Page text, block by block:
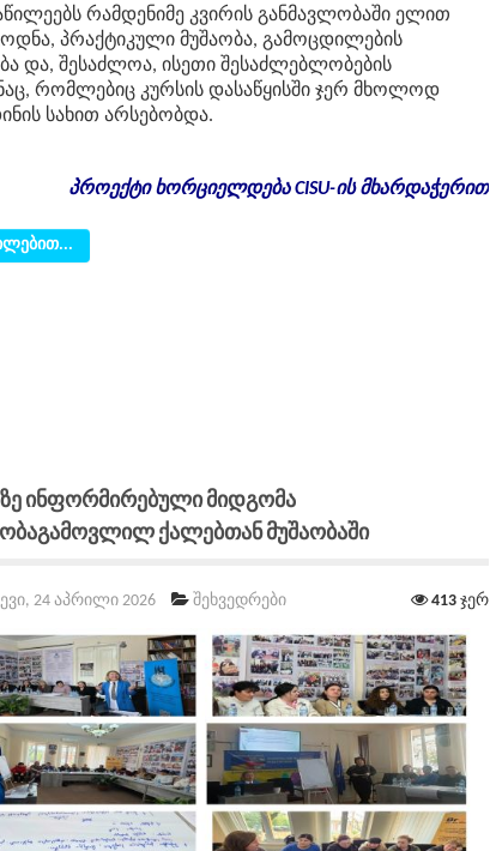
რამდენიმე კვირის განმავლობაში ელით
, პრაქტიკული მუშაობა, გამოცდილების
და, შესაძლოა, ისეთი შესაძლებლობების
, რომლებიც კურსის დასაწყისში ჯერ მხოლოდ
სახით არსებობდა.
პროექტი ხორციელდება CISU-ის მხარდაჭერით
Ინფორმირებული Მიდგომა
Ქალებთან Მუშაობაში
24 აპრილი 2026 შეხვედრები 413 ჯერ